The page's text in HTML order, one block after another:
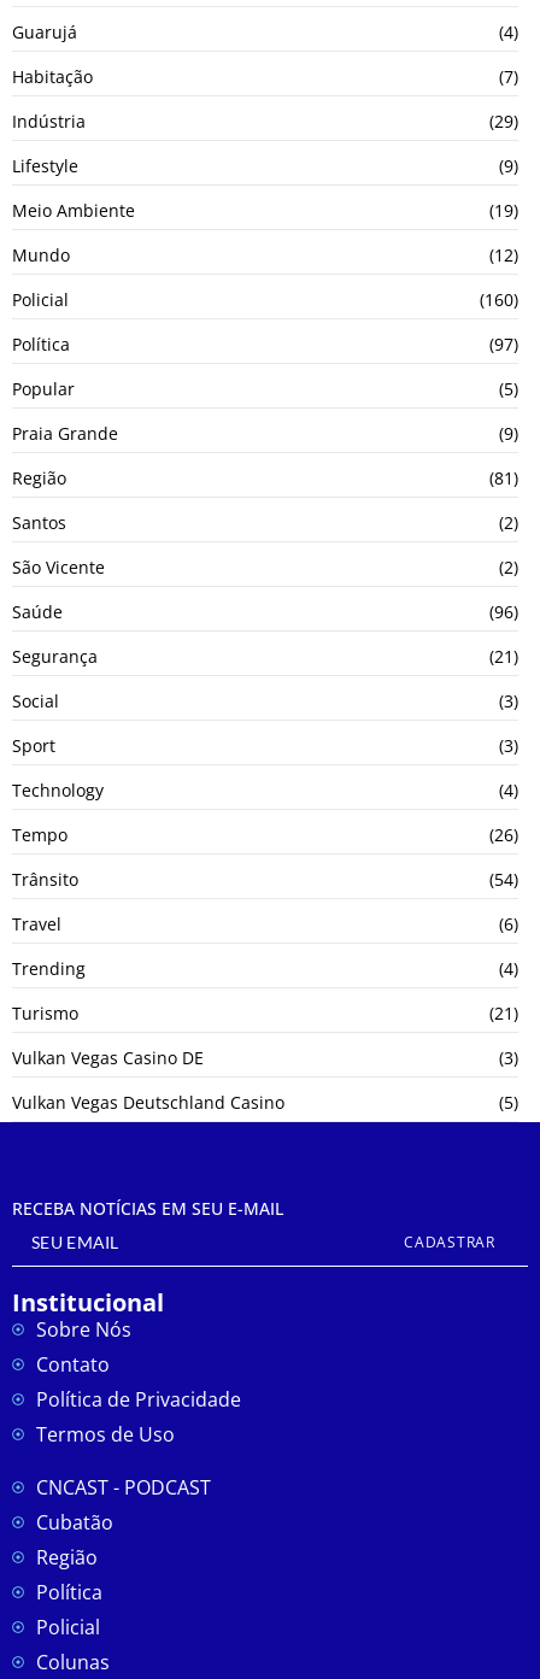
Guarujá
(4)
Habitação
(7)
Indústria
(29)
Lifestyle
(9)
Meio Ambiente
(19)
Mundo
(12)
Policial
(160)
Política
(97)
Popular
(5)
Praia Grande
(9)
Região
(81)
Santos
(2)
São Vicente
(2)
Saúde
(96)
Segurança
(21)
Social
(3)
Sport
(3)
Technology
(4)
Tempo
(26)
Trânsito
(54)
Travel
(6)
Trending
(4)
Turismo
(21)
Vulkan Vegas Casino DE
(3)
Vulkan Vegas Deutschland Casino
(5)
RECEBA NOTÍCIAS EM SEU E-MAIL
CADASTRAR
Institucional
Sobre Nós
Contato
Política de Privacidade
Termos de Uso
CNCAST - PODCAST
Cubatão
Região
Política
Policial
Colunas